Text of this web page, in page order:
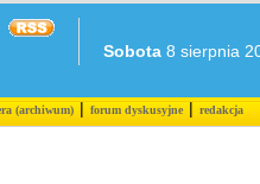
Sobota 8 sierpnia
(archiwum)|forum dyskusyjne|redakcja